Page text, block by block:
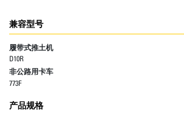
兼容型号
履带式推土机
D10R
非公路用卡车
773F
产品规格